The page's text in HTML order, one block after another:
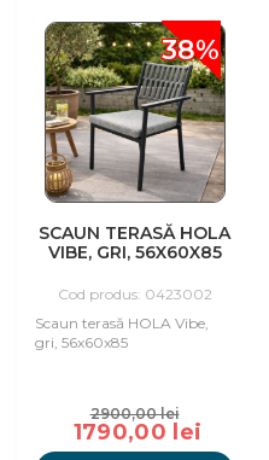
38%
SCAUN TERASĂ HOLA
VIBE, GRI, 56X60X85
Cod produs: 0423002
Scaun terasă HOLA Vibe,
gri, 56x60x85
2900,00 lei
1790,00 lei